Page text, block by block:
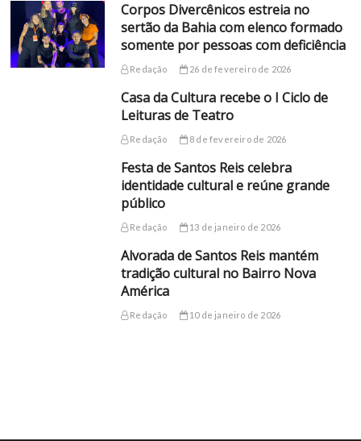
Corpos Divercênicos estreia no
sertão da Bahia com elenco formado
somente por pessoas com deficiência
Redação 26 de fevereiro de 2026
Casa da Cultura recebe o I Ciclo de
Leituras de Teatro
Redação 8 de fevereiro de 2026
Festa de Santos Reis celebra
identidade cultural e reúne grande
público
Redação 13 de janeiro de 2026
Alvorada de Santos Reis mantém
tradição cultural no Bairro Nova
América
Redação 10 de janeiro de 2026